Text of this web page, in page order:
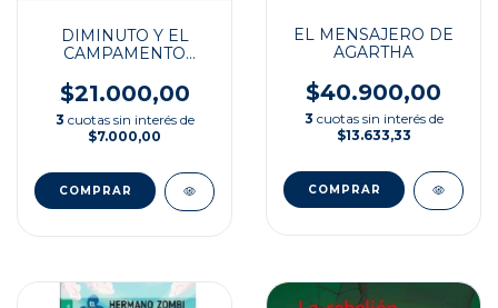
DIMINUTO Y EL
CAMPAMENTO
$21.000,00
3 cuotas sin interés de
$7.000,00
EL MENSAJERO DE
AGARTHA
$40.900,00
3 cuotas sin interés de
$13.633,33